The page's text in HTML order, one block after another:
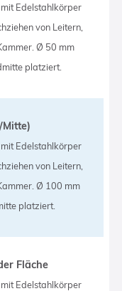
Edelstahlkörper
von Leitern,
Ø 50 mm
platziert.
Edelstahlkörper
von Leitern,
Ø 100 mm
platziert.
Fläche
Edelstahlkörper